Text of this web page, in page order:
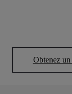
Obtenez